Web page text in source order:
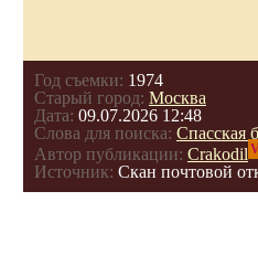
Год съемки: 1974
Старый город: Москва
Дата: 09.07.2026 12:48
Слова для поиска: Спасская
Автор публикации: Crakodil
Источник: Скан почтовой